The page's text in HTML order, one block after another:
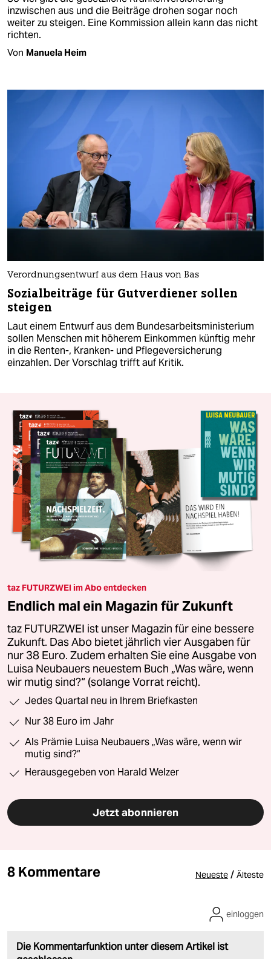
inzwischen aus und die Beiträge drohen sogar noch
weiter zu steigen. Eine Kommission allein kann das nicht
richten.
Von Manuela Heim
Verordnungsentwurf aus dem Haus von Bas
Sozialbeiträge für Gutverdiener sollen
steigen
Laut einem Entwurf aus dem Bundesarbeitsministerium
sollen Menschen mit höherem Einkommen künftig mehr
in die Renten-, Kranken- und Pflegeversicherung
einzahlen. Der Vorschlag trifft auf Kritik.
taz FUTURZWEI im Abo entdecken
Endlich mal ein Magazin für Zukunft
taz FUTURZWEI ist unser Magazin für eine bessere
Zukunft. Das Abo bietet jährlich vier Ausgaben für
nur 38 Euro. Zudem erhalten Sie eine Ausgabe von
Luisa Neubauers neuestem Buch „Was wäre, wenn
wir mutig sind?“ (solange Vorrat reicht).
Jedes Quartal neu in Ihrem Briefkasten
Nur 38 Euro im Jahr
Als Prämie Luisa Neubauers „Was wäre, wenn wir
mutig sind?“
Herausgegeben von Harald Welzer
Jetzt abonnieren
8 Kommentare Neueste / Älteste
Die Kommentarfunktion unter diesem Artikel ist
einloggen